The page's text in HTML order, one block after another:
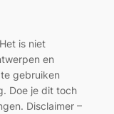
is niet
en
gebruiken
Doe je dit toch
Disclaimer –